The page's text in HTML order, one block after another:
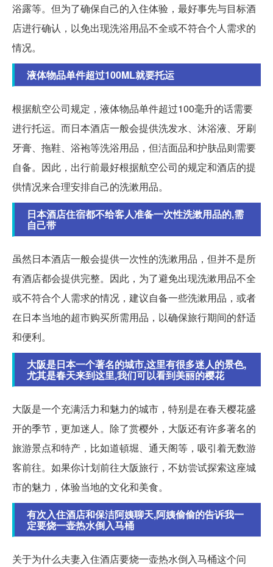
浴露等。但为了确保自己的入住体验，最好事先与目标酒
店进行确认，以免出现洗浴用品不全或不符合个人需求的
情况。
液体物品单件超过100ML就要托运
根据航空公司规定，液体物品单件超过100毫升的话需要
进行托运。而日本酒店一般会提供洗发水、沐浴液、牙刷
牙膏、拖鞋、浴袍等洗浴用品，但洁面品和护肤品则需要
自备。因此，出行前最好根据航空公司的规定和酒店的提
供情况来合理安排自己的洗漱用品。
日本酒店住宿都不给客人准备一次性洗漱用品的,需
自己带
虽然日本酒店一般会提供一次性的洗漱用品，但并不是所
有酒店都会提供完整。因此，为了避免出现洗漱用品不全
或不符合个人需求的情况，建议自备一些洗漱用品，或者
在日本当地的超市购买所需用品，以确保旅行期间的舒适
和便利。
大阪是日本一个著名的城市,这里有很多迷人的景色,
尤其是春天来到这里,我们可以看到美丽的樱花
大阪是一个充满活力和魅力的城市，特别是在春天樱花盛
开的季节，更加迷人。除了赏樱外，大阪还有许多著名的
旅游景点和特产，比如道頓堀、通天阁等，吸引着无数游
客前往。如果你计划前往大阪旅行，不妨尝试探索这座城
市的魅力，体验当地的文化和美食。
有次入住酒店和保洁阿姨聊天,阿姨偷偷的告诉我一
定要烧一壶热水倒入马桶
关于为什么夫妻入住酒店要烧一壶热水倒入马桶这个问